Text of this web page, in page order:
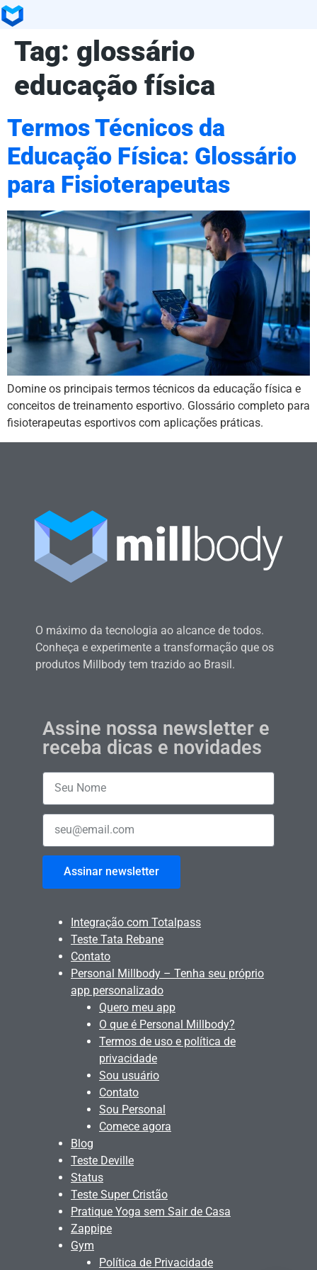
Tag: glossário
educação física
Termos Técnicos da
Educação Física: Glossário
para Fisioterapeutas
Domine os principais termos técnicos da educação física e
conceitos de treinamento esportivo. Glossário completo para
fisioterapeutas esportivos com aplicações práticas.
O máximo da tecnologia ao alcance de todos.
Conheça e experimente a transformação que os
produtos Millbody tem trazido ao Brasil.
Assine nossa newsletter e
receba dicas e novidades
Assinar newsletter
Integração com Totalpass
Teste Tata Rebane
Contato
Personal Millbody – Tenha seu próprio
app personalizado
Quero meu app
O que é Personal Millbody?
Termos de uso e política de
privacidade
Sou usuário
Contato
Sou Personal
Comece agora
Blog
Teste Deville
Status
Teste Super Cristão
Pratique Yoga sem Sair de Casa
Zappipe
Gym
Política de Privacidade